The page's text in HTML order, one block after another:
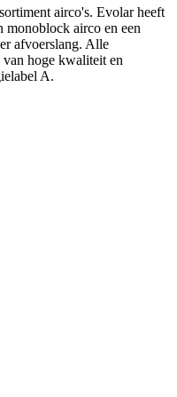
airco's. Evolar heeft
monoblock airco en een
afvoerslang. Alle
hoge kwaliteit en
A.